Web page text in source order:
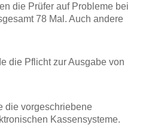
die Prüfer auf Probleme bei
78 Mal. Auch andere
die Pflicht zur Ausgabe von
die vorgeschriebene
Kassensysteme.